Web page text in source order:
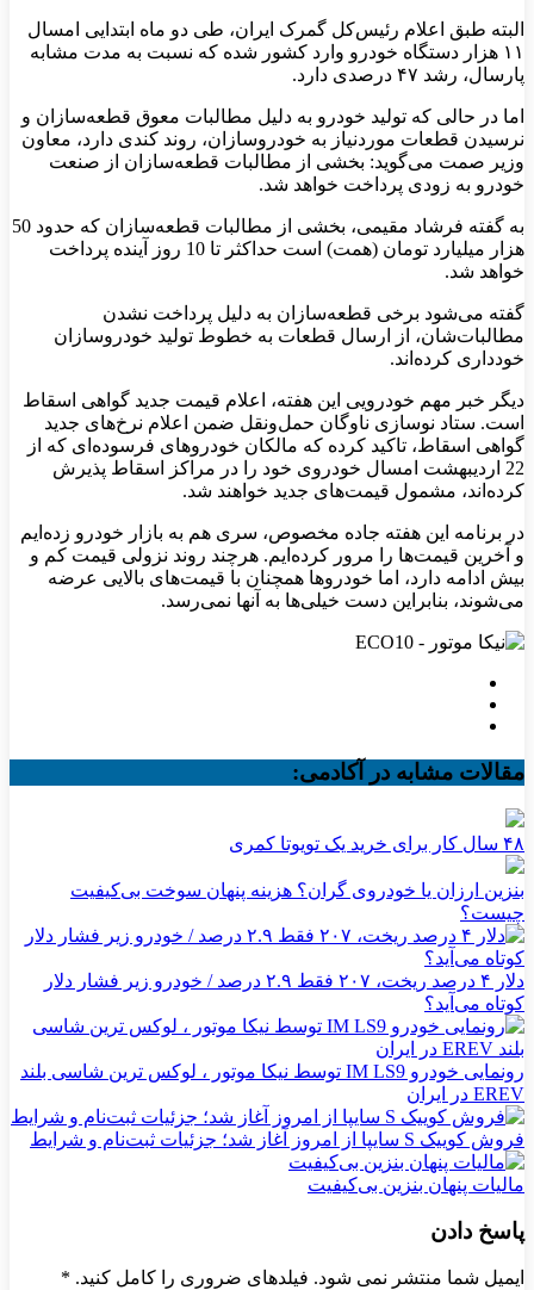
البته طبق اعلام رئیس‌کل گمرک ایران، طی دو ماه ابتدایی امسال
۱۱ هزار دستگاه خودرو وارد کشور شده که نسبت به مدت مشابه
پارسال، رشد ۴۷ درصدی دارد.
اما در حالی که تولید خودرو به دلیل مطالبات معوق قطعه‌سازان و
نرسیدن قطعات موردنیاز به خودروسازان، روند کندی دارد، معاون
وزیر صمت می‌گوید: بخشی از مطالبات قطعه‌سازان از صنعت
خودرو به زودی پرداخت خواهد شد.
به گفته فرشاد مقیمی، بخشی از مطالبات قطعه‌سازان که حدود 50
هزار میلیارد تومان (همت) است حداکثر تا 10 روز آینده پرداخت
خواهد شد.
گفته می‌شود برخی قطعه‌سازان به دلیل پرداخت نشدن
مطالبات‌شان، از ارسال قطعات به خطوط تولید خودروسازان
خودداری کرده‌اند.
دیگر خبر مهم خودرویی این هفته، اعلام قیمت جدید گواهی اسقاط
است. ستاد نوسازی ناوگان حمل‌ونقل ضمن اعلام نرخ‌های جدید
گواهی اسقاط، تاکید کرده که مالکان خودروهای فرسوده‌ای که از
22 اردیبهشت امسال خودروی خود را در مراکز اسقاط پذیرش
کرده‌اند، مشمول قیمت‌های جدید خواهند شد.
در برنامه این هفته جاده مخصوص، سری هم به بازار خودرو زده‌ایم
و آخرین قیمت‌ها را مرور کرده‌ایم. هرچند روند نزولی قیمت کم و
بیش ادامه دارد، اما خودروها همچنان با قیمت‌های بالایی عرضه
می‌شوند، بنابراین دست خیلی‌ها به آنها نمی‌رسد.
مقالات مشابه در آکادمی:
۴۸ سال کار برای خرید یک تویوتا کمری
بنزین ارزان یا خودروی گران؟ هزینه پنهان سوخت بی‌کیفیت
چیست؟
دلار ۴ درصد ریخت، ۲۰۷ فقط ۲.۹ درصد / خودرو زیر فشار دلار
کوتاه می‌آید؟
رونمایی خودرو IM LS9 توسط نیکا موتور ، لوکس ترین شاسی بلند
EREV در ایران
فروش کوییک S سایپا از امروز آغاز شد؛ جزئیات ثبت‌نام و شرایط
مالیات پنهان بنزین بی‌کیفیت
پاسخ دادن
ایمیل شما منتشر نمی شود. فیلدهای ضروری را کامل کنید. *